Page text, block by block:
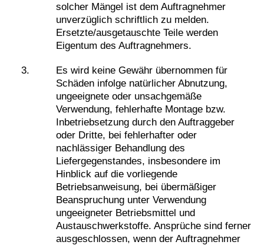
solcher Mängel ist dem Auftragnehmer
unverzüglich schriftlich zu melden.
Ersetzte/ausgetauschte Teile werden
Eigentum des Auftragnehmers.
Es wird keine Gewähr übernommen für
Schäden infolge natürlicher Abnutzung,
ungeeignete oder unsachgemäße
Verwendung, fehlerhafte Montage bzw.
Inbetriebsetzung durch den Auftraggeber
oder Dritte, bei fehlerhafter oder
nachlässiger Behandlung des
Liefergegenstandes, insbesondere im
Hinblick auf die vorliegende
Betriebsanweisung, bei übermäßiger
Beanspruchung unter Verwendung
ungeeigneter Betriebsmittel und
Austauschwerkstoffe. Ansprüche sind ferner
ausgeschlossen, wenn der Auftragnehmer